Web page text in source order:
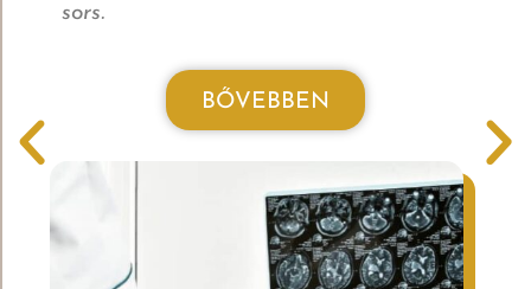
sors.
BŐVEBBEN